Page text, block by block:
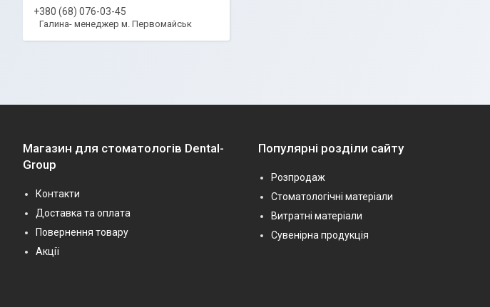
+380 (68) 076-03-45
Галина- менеджер м. Первомайськ
Магазин для стоматологів Dental-
Group
Контакти
Доставка та оплата
Повернення товару
Акції
Популярні розділи сайту
Розпродаж
Стоматологічні матеріали
Витратні матеріали
Сувенірна продукція